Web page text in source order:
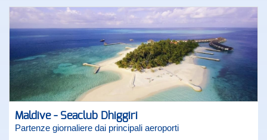
caso se da molti viene ritenuta la meta più esclusiva e
ricercata al mondo. Con il suo clima tropicale, le sue sabbie
finissime, il mare turchese dalle acque cristalline, i suoi atolli, i
suoi isolotti e le sue barriere coralline, il paesaggio di questo
angolo di paradiso vi farà innamorare dal primo sguardo, fino
all’ultimo. Qualunque sia la vacanza che avete in mente, che
sia una fuga d’amore, un’immersione nel relax o un’avventura,
sicuramente il Kudafushi saprà offrirvela, superando ogni
vostra aspettativa.
Maldive - Seaclub Dhiggiri
Partenze giornaliere dai principali aeroporti